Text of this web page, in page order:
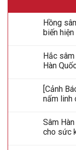
Hồng
biến hiện
Hắc
Hàn
[Cảnh
nấm linh
Sâm
cho sức